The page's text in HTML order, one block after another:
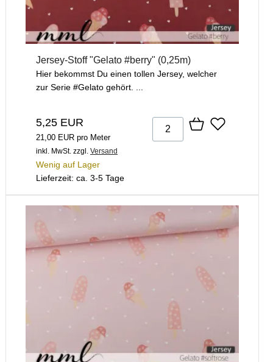
Jersey-Stoff "Gelato #berry" (0,25m)
Hier bekommst Du einen tollen Jersey, welcher
zur Serie #Gelato gehört. ...
5,25 EUR
21,00 EUR pro Meter
inkl. MwSt. zzgl. Versand
Wenig auf Lager
Lieferzeit: ca. 3-5 Tage